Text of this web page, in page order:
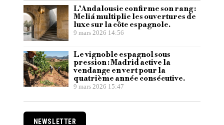
L’Andalousie confirme son rang :
Meliá multiplie les ouvertures de
luxe sur la côte espagnole.
9 mars 2026 14:56
Le vignoble espagnol sous
pression : Madrid active la
vendange en vert pour la
quatrième année consécutive.
9 mars 2026 15:47
NEWSLETTER